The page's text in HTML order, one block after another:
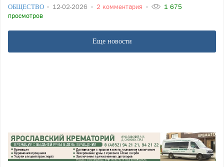
ОБЩЕСТВО 12-02-2026 2 комментария
1 675
просмотров
Еще новости